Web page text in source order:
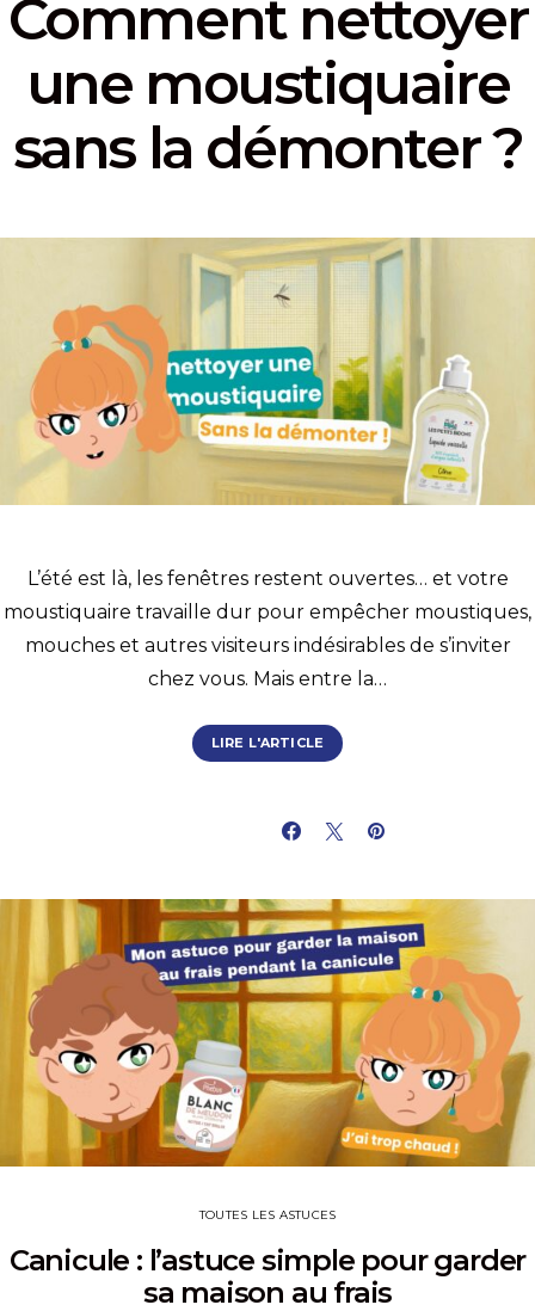
Comment nettoyer
une moustiquaire
sans la démonter ?
L’été est là, les fenêtres restent ouvertes… et votre
moustiquaire travaille dur pour empêcher moustiques,
mouches et autres visiteurs indésirables de s’inviter
chez vous. Mais entre la…
LIRE L'ARTICLE
TOUTES LES ASTUCES
Canicule : l’astuce simple pour garder
sa maison au frais